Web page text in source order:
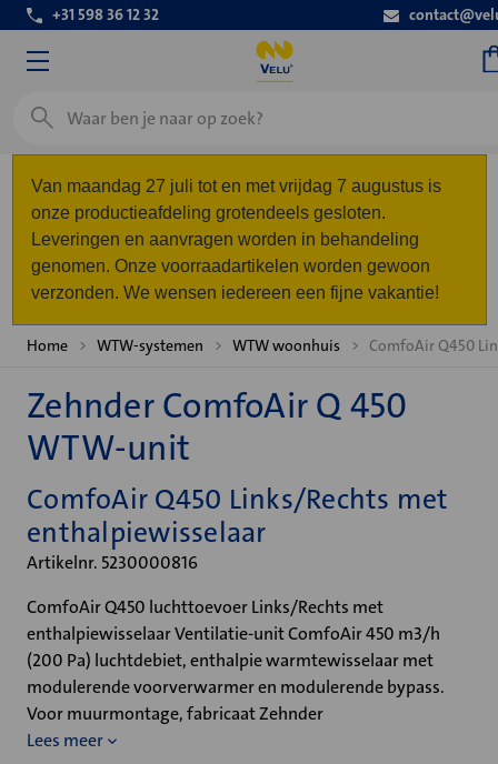
+31 598 36 12 32
Zoeken
Van maandag 27 juli tot en met vrijdag 7 augustus is
onze productieafdeling grotendeels gesloten.
Leveringen en aanvragen worden in behandeling
genomen. Onze voorraadartikelen worden gewoon
verzonden. We wensen iedereen een fijne vakantie!
Home WTW-systemen WTW woonhuis ComfoAir Q450
Zehnder ComfoAir Q 450
WTW-unit
ComfoAir Q450 Links/Rechts met
enthalpiewisselaar
Artikelnr. 5230000816
ComfoAir Q450 luchttoevoer Links/Rechts met
enthalpiewisselaar Ventilatie-unit ComfoAir 450 m3/h
(200 Pa) luchtdebiet, enthalpie warmtewisselaar met
modulerende voorverwarmer en modulerende bypass.
Voor muurmontage, fabricaat Zehnder
Lees meer